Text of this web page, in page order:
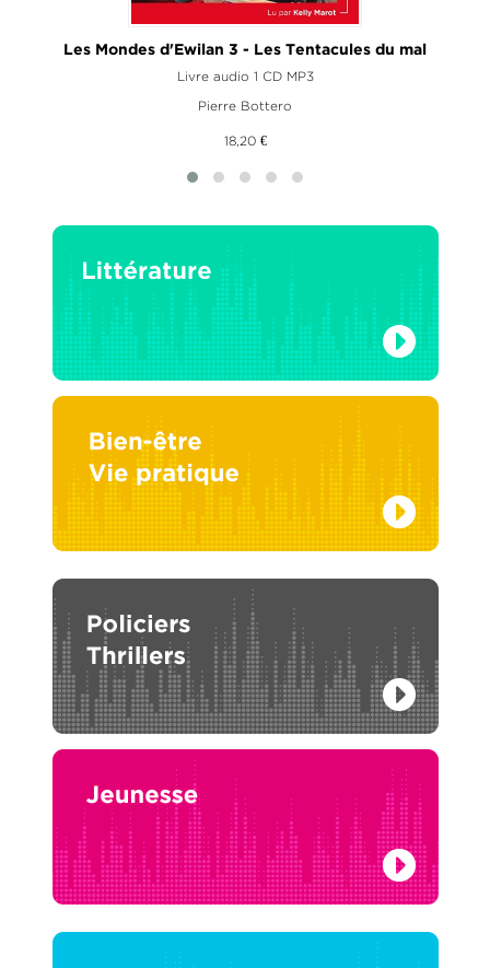
Les Mondes d'Ewilan 3 - Les Tentacules du mal
Livre audio 1 CD MP3
Pierre Bottero
18,20 €